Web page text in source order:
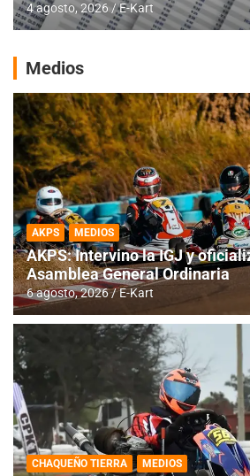
4 agosto, 2026 E-Kart
Medios
AKPS MEDIOS
AKPS: Intervino la IGJ y
Asamblea General Ordinaria
6 agosto, 2026 E-Kart
CHAQUEÑO TIERRA MEDIOS